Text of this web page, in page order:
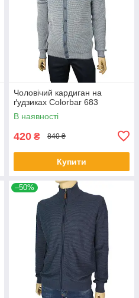
Чоловічий кардиган на
ґудзиках Colorbar 683
В наявності
420 ₴ 840 ₴
Купити
–50%